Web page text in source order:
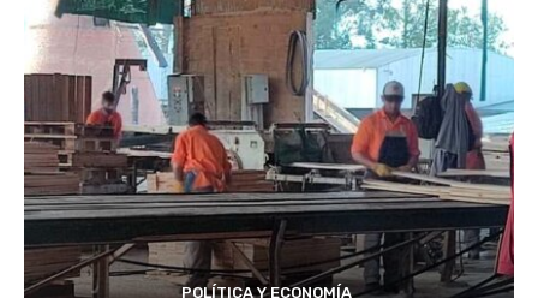
POLÍTICA Y ECONOMÍA